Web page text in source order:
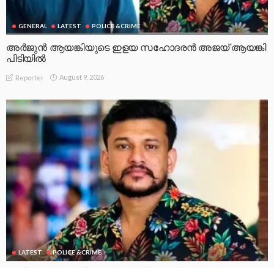
GENERAL LATEST POLICE &CRIME
അർജുൻ ആയങ്കിയുടെ ഇളയ സഹോദരൻ അജയ് ആയങ്കി
പിടിയിൽ
Reporter August 9, 2026
LATEST POLICE &CRIME